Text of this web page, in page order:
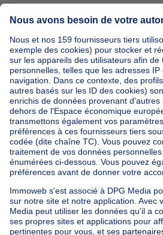
Accueil Belgique
Bruxelles
Acheter votre
Nos maisons hors de
Maison à vendre France
Maison
Maison à vendre Italie
Maison à
Maison à vendre
Nos biens pas chèrsMaison à
Appartements à louer
Nos biens à louer avec
Appartement à vendre